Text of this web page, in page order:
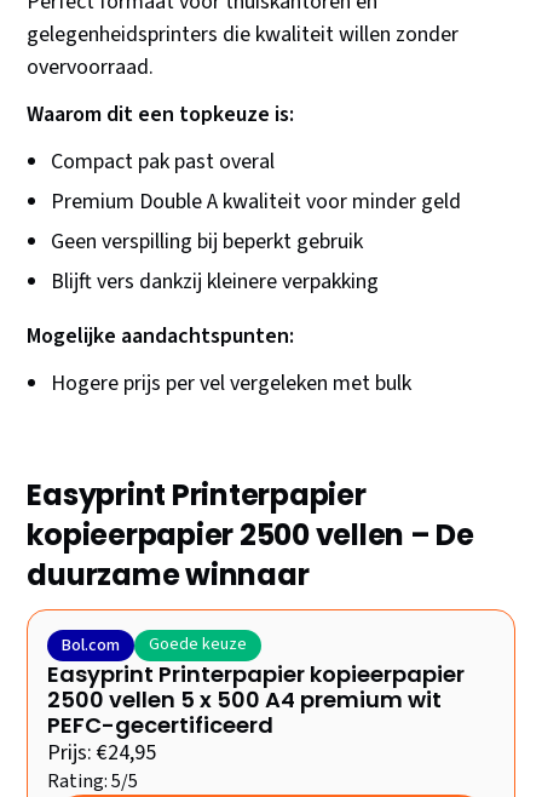
gelegenheidsprinters die kwaliteit willen zonder
overvoorraad.
Waarom dit een topkeuze is:
Compact pak past overal
Premium Double A kwaliteit voor minder geld
Geen verspilling bij beperkt gebruik
Blijft vers dankzij kleinere verpakking
Mogelijke aandachtspunten:
Hogere prijs per vel vergeleken met bulk
Easyprint Printerpapier
kopieerpapier 2500 vellen – De
duurzame winnaar
Bol.com Goede keuze
Easyprint Printerpapier kopieerpapier
2500 vellen 5 x 500 A4 premium wit
PEFC-gecertificeerd
Prijs: €24,95
Rating: 5/5